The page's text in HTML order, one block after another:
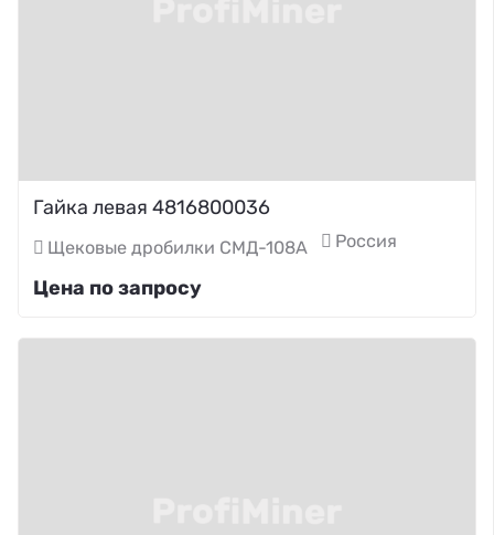
Гайка левая 4816800036
Щековые дробилки СМД-108А Россия
Цена по запросу